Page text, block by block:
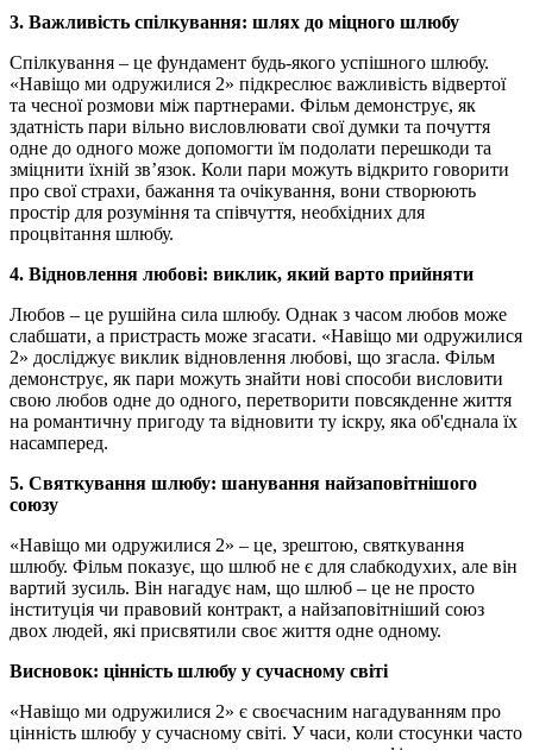
3. Важливість спілкування: шлях до міцного шлюбу
Спілкування – це фундамент будь-якого успішного шлюбу.
«Навіщо ми одружилися 2» підкреслює важливість відвертої
та чесної розмови між партнерами. Фільм демонструє, як
здатність пари вільно висловлювати свої думки та почуття
одне до одного може допомогти їм подолати перешкоди та
зміцнити їхній зв’язок. Коли пари можуть відкрито говорити
про свої страхи, бажання та очікування, вони створюють
простір для розуміння та співчуття, необхідних для
процвітання шлюбу.
4. Відновлення любові: виклик, який варто прийняти
Любов – це рушійна сила шлюбу. Однак з часом любов може
слабшати, а пристрасть може згасати. «Навіщо ми одружилися
2» досліджує виклик відновлення любові, що згасла. Фільм
демонструє, як пари можуть знайти нові способи висловити
свою любов одне до одного, перетворити повсякденне життя
на романтичну пригоду та відновити ту іскру, яка об'єднала їх
насамперед.
5. Святкування шлюбу: шанування найзаповітнішого
союзу
«Навіщо ми одружилися 2» – це, зрештою, святкування
шлюбу. Фільм показує, що шлюб не є для слабкодухих, але він
вартий зусиль. Він нагадує нам, що шлюб – це не просто
інституція чи правовий контракт, а найзаповітніший союз
двох людей, які присвятили своє життя одне одному.
Висновок: цінність шлюбу у сучасному світі
«Навіщо ми одружилися 2» є своєчасним нагадуванням про
цінність шлюбу у сучасному світі. У часи, коли стосунки часто